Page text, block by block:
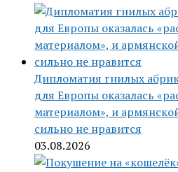
Дипломатия гнилых
для Европы оказалась
материалом», и
сильно не нравится
03.08.2026